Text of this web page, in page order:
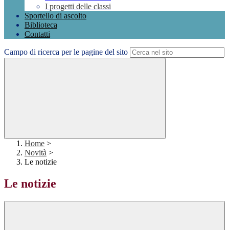
I progetti delle classi
Sportello di ascolto
Biblioteca
Contatti
Campo di ricerca per le pagine del sito
Home >
Novità >
Le notizie
Le notizie